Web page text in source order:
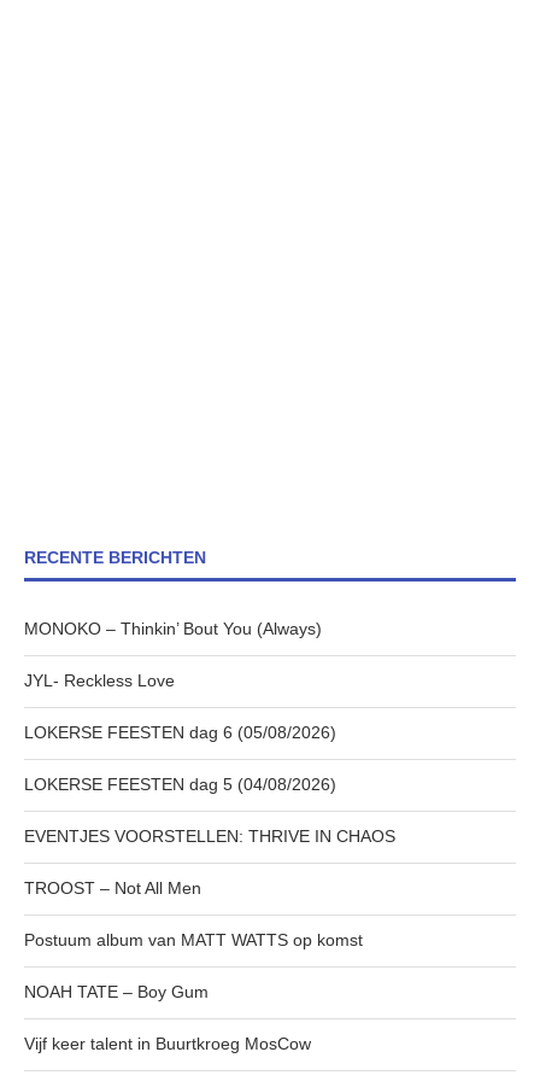
RECENTE BERICHTEN
MONOKO – Thinkin’ Bout You (Always)
JYL- Reckless Love
LOKERSE FEESTEN dag 6 (05/08/2026)
LOKERSE FEESTEN dag 5 (04/08/2026)
EVENTJES VOORSTELLEN: THRIVE IN CHAOS
TROOST – Not All Men
Postuum album van MATT WATTS op komst
NOAH TATE – Boy Gum
Vijf keer talent in Buurtkroeg MosCow